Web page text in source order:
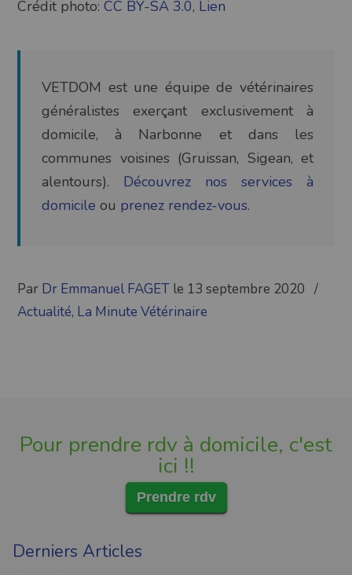
Crédit photo: CC BY-SA 3.0, Lien
VETDOM est une équipe de vétérinaires
généralistes exerçant exclusivement à
domicile, à Narbonne et dans les
communes voisines (Gruissan, Sigean, et
alentours). Découvrez nos services à
domicile ou prenez rendez-vous.
Par Dr Emmanuel FAGET le 13 septembre 2020 /
Actualité, La Minute Vétérinaire
Pour prendre rdv à domicile, c'est
ici !!
Prendre rdv
Derniers Articles